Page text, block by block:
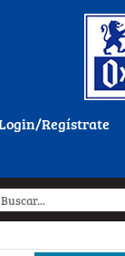
Regístrate